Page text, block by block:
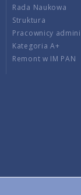
Rada Naukowa
Struktura
Pracownicy
Kategoria A+
Remont w IM PAN